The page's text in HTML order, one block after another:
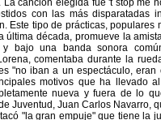
canción elegida fue 't stop me
con las más disparatadas
Este tipo de prácticas,
última década, promueve la
y bajo una banda sonora
comentaba durante la
"no iban a un espectáculo,
motivos que ha llevado
nueva y fuera de lo
Juventud, Juan Carlos Navarro,
"la gran empuje" que tiene la